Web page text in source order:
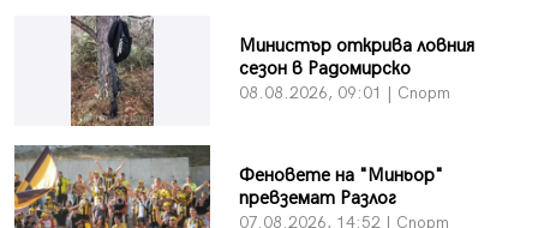
Министър открива ловния
сезон в Радомирско
08.08.2026, 09:01 | Спорт
Феновете на "Миньор"
превземат Разлог
07.08.2026, 14:52 | Спорт